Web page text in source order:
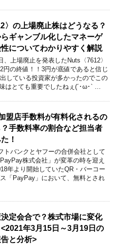
〉の上場廃止株はどうなる？
ギャンブル化したマネーゲ
についてわかりやすく解説
廃止を発表したNuts〈7612〉
円の終値！！3円が底値であると信じ
している投資家が多かったのでこの
はとても重要でしたねぇ(´･ω･` …
盟店手数料が有料化されるの
手数料率の割合など担当者
！
クとヤフーの合併会社として
株式会社」が変革の時を迎え
年より開始していたQR・バーコー
「PayPay」において、無料とされ
決定会合で？株式市場に変化
年3月15日～3月19日の
と分析>